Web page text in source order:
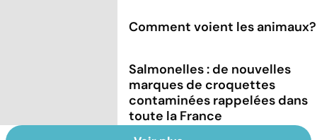
Comment voient les animaux?
Salmonelles : de nouvelles
marques de croquettes
contaminées rappelées dans
toute la France